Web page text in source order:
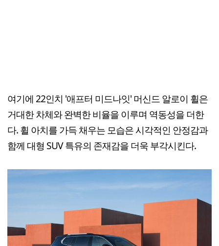
여기에 22인치 '애프터 미드나잇' 머신드 알로이 휠은
거대한 차체와 완벽한 비율을 이루며 역동성을 더한
다. 휠 아치를 가득 채우는 모습은 시각적인 안정감과
함께 대형 SUV 특유의 존재감을 더욱 부각시킨다.